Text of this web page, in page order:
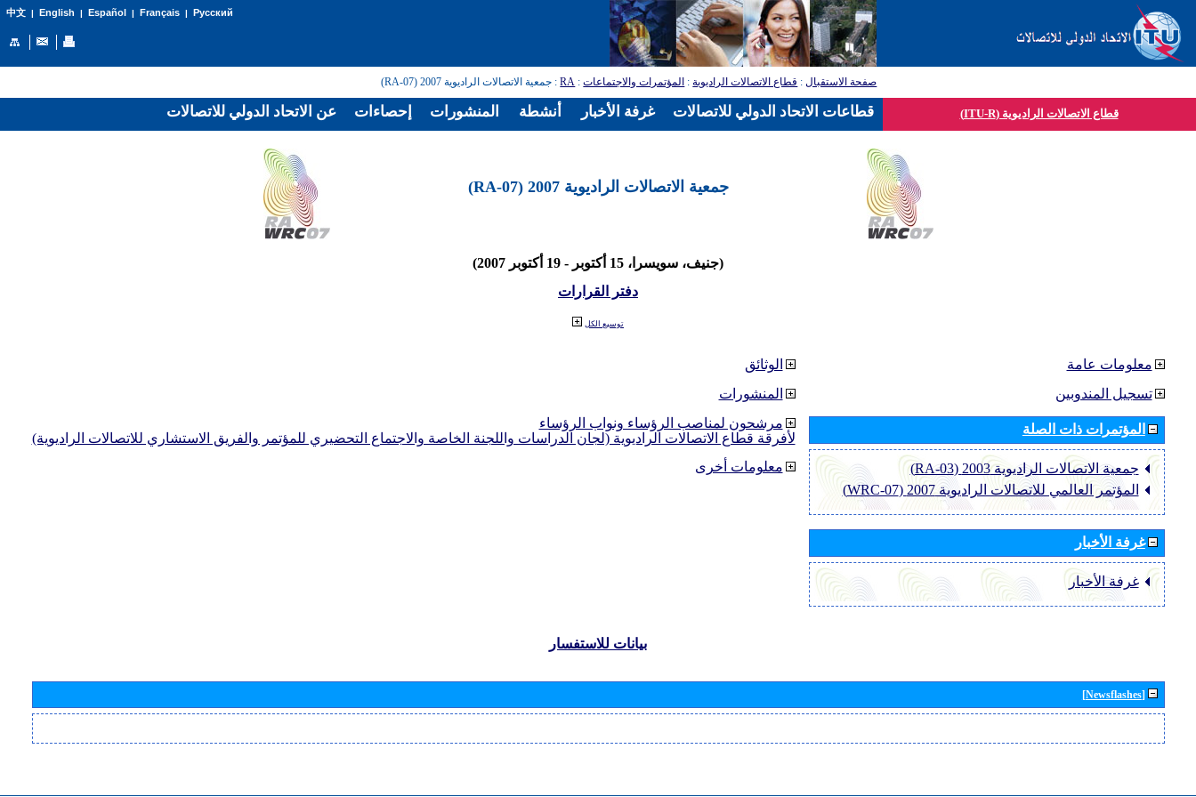
中文| English | Español | Français| Русский
صفحة الاستقبال: قطاع الاتصالات الراديوية: المؤتمرات والاجتماعات:
RA: جمعية الاتصالات الراديوية 2007 (RA-07)
قطاع الاتصالات الراديوية (ITU-R)
جمعية الاتصالات الراديوية 2007 (RA-07)
(جنيف، سويسرا، 15 أكتوبر - 19 أكتوبر 2007)
دفتر القرارات
توسيع الكل
الوثائق
المنشورات
مرشحون لمناصب الرؤساء ونواب الرؤساء
لأفرقة قطاع الاتصالات الراديوية (لجان الدراسات واللجنة الخاصة والاجتماع التحضيري للمؤتمر والفريق الاستشاري للاتصالات الراديوية)
معلومات أخرى
معلومات عامة
تسجيل المندوبين
المؤتمرات ذات الصلة
جمعية الاتصالات الراديوية 2003 (RA-03)
المؤتمر العالمي للاتصالات الراديوية 2007 (WRC-07)
غرفة الأخبار
غرفة الأخبار
بيانات للاستفسار
[Newsflashes]
عن الاتحاد الدولي للاتصالات إحصاءات المنشورات أنشطة غرفة الأخبار قطاعات الاتحاد الدولي للاتصالات